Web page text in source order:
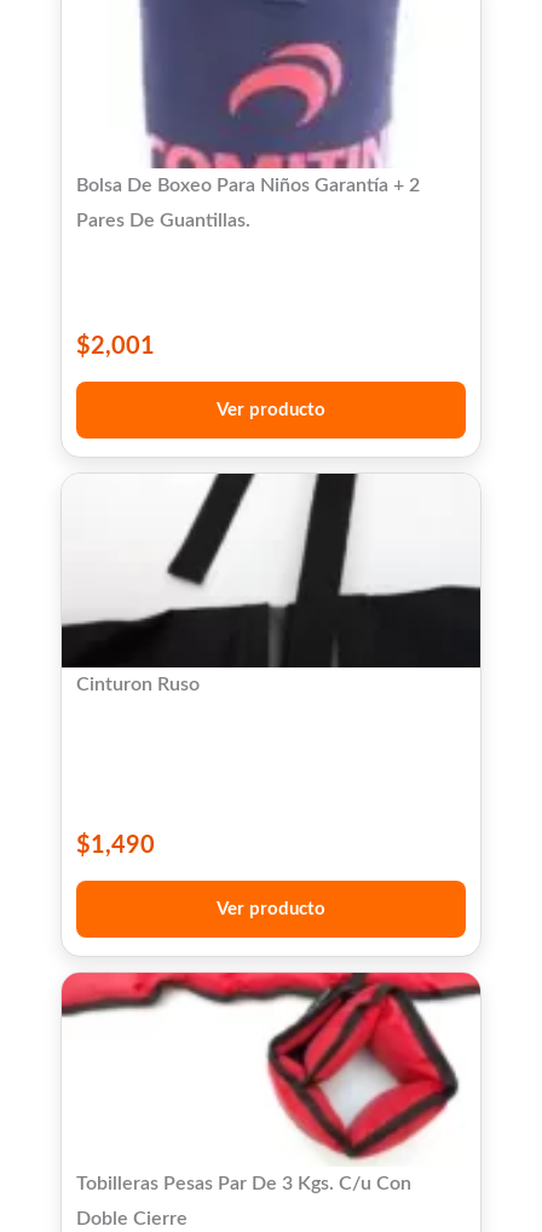
Bolsa De Boxeo Para Niños Garantía + 2
Pares De Guantillas.
$2,001
Ver producto
Cinturon Ruso
$1,490
Ver producto
Tobilleras Pesas Par De 3 Kgs. C/u Con
Doble Cierre